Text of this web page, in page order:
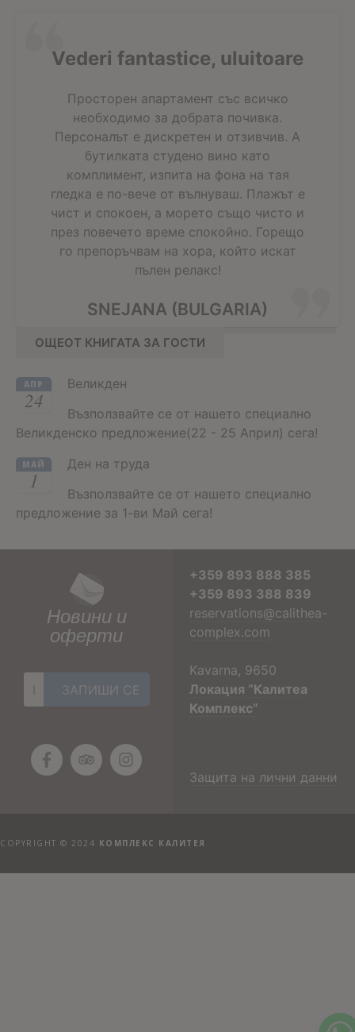
Vederi fantastice, uluitoare
Просторен апартамент със всичко
необходимо за добрата почивка.
Персоналът е дискретен и отзивчив. А
бутилката студено вино като
комплимент, изпита на фона на тая
гледка е по-вече от вълнуваш. Плажът е
чист и спокоен, а морето също чисто и
през повечето време спокойно. Горещо
го препоръчвам на хора, който искат
пълен релакс!
SNEJANA (BULGARIA)
ОЩЕОТ КНИГАТА ЗА ГОСТИ
АПР
24
Великден
Възползвайте се от нашето специално
Великденско предложение(22 - 25 Април) сега!
МАЙ
1
Ден на труда
Възползвайте се от нашето специално
предложение за 1-ви Май сега!
Новини и
оферти
+359 893 888 385
+359 893 388 839
reservations@calithea-
complex.com
Kavarna, 9650
Локация “Калитеа
Комплекс”
Защита на лични данни
COPYRIGHT © 2024 КОМПЛЕКС КАЛИТЕЯ